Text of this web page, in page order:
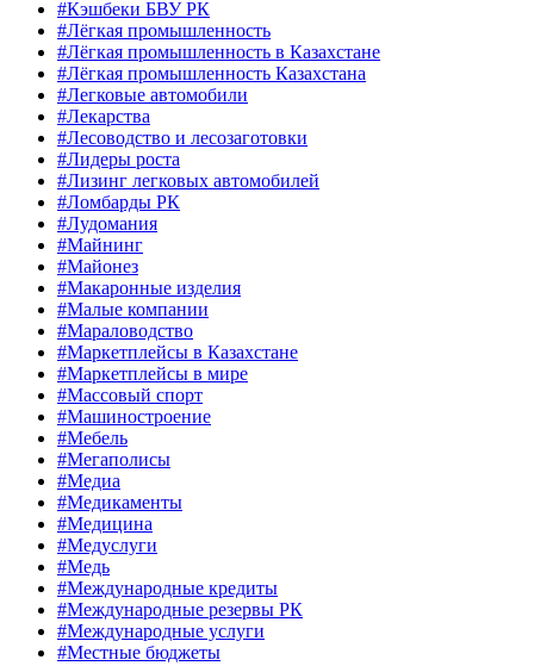
#Кэшбеки БВУ РК
#Лёгкая промышленность
#Лёгкая промышленность в Казахстане
#Лёгкая промышленность Казахстана
#Легковые автомобили
#Лекарства
#Лесоводство и лесозаготовки
#Лидеры роста
#Лизинг легковых автомобилей
#Ломбарды РК
#Лудомания
#Майнинг
#Майонез
#Макаронные изделия
#Малые компании
#Мараловодство
#Маркетплейсы в Казахстане
#Маркетплейсы в мире
#Массовый спорт
#Машиностроение
#Мебель
#Мегаполисы
#Медиа
#Медикаменты
#Медицина
#Медуслуги
#Медь
#Международные кредиты
#Международные резервы РК
#Международные услуги
#Местные бюджеты